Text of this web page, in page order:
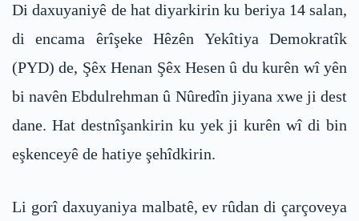
Di daxuyaniyê de hat diyarkirin ku beriya 14 salan,
di encama êrîşeke Hêzên Yekîtiya Demokratîk
(PYD) de, Şêx Henan Şêx Hesen û du kurên wî yên
bi navên Ebdulrehman û Nûredîn jiyana xwe ji dest
dane. Hat destnîşankirin ku yek ji kurên wî di bin
eşkenceyê de hatiye şehîdkirin.
Li gorî daxuyaniya malbatê, ev rûdan di çarçoveya